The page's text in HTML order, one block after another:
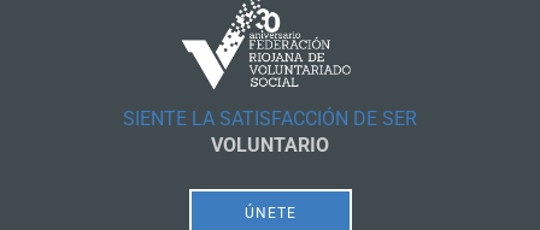
SIENTE LA SATISFACCIÓN DE SER
VOLUNTARIO
ÚNETE